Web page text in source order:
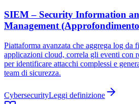
SIEM – Security Information
Management
Piattaforma avanzata che aggrega log da
applicazioni cloud, correla gli eventi con
per identificare attacchi complessi e
team di sicurezza.
CybersecurityLeggi definizione